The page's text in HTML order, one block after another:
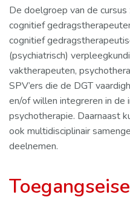
De doelgroep van de cursus
cognitief
cognitief
(psychiatrisch)
vaktherapeuten,
SPV’ers die de DGT
en/of willen integreren in de
psychotherapie. Daarnaast
ook multidisciplinair
deelnemen.